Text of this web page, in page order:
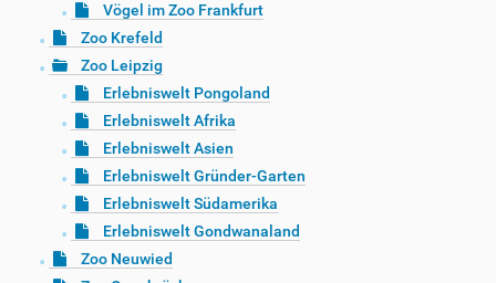
Vögel im Zoo Frankfurt
Zoo Krefeld
Zoo Leipzig
Erlebniswelt Pongoland
Erlebniswelt Afrika
Erlebniswelt Asien
Erlebniswelt Gründer-Garten
Erlebniswelt Südamerika
Erlebniswelt Gondwanaland
Zoo Neuwied